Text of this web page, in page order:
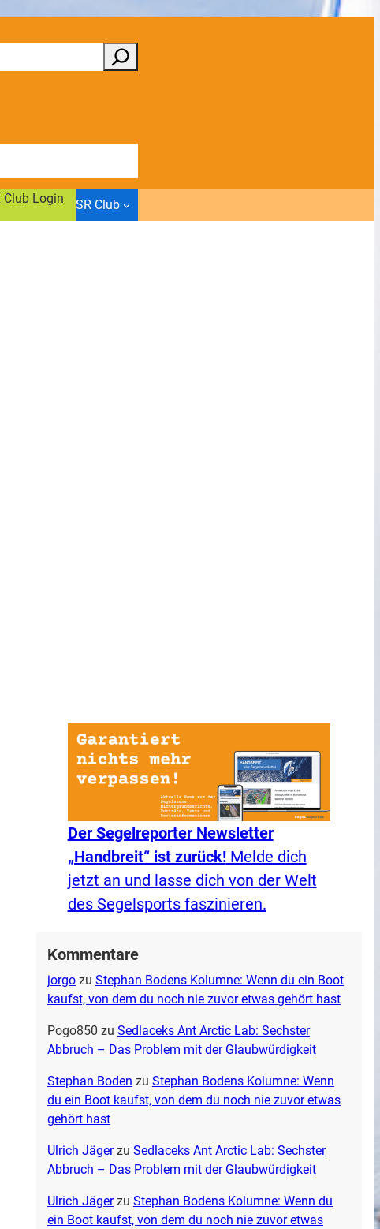
Club Login SR Club
Der Segelreporter Newsletter
„Handbreit“ ist zurück!Melde dich
jetzt an und lasse dich von der Welt
des Segelsports faszinieren.
Kommentare
jorgozu Stephan Bodens Kolumne: Wenn du ein Boot
kaufst, von dem du noch nie zuvor etwas gehört hast
Pogo850 zu Sedlaceks Ant Arctic Lab: Sechster
Abbruch – Das Problem mit der Glaubwürdigkeit
Stephan Boden zu Stephan Bodens Kolumne: Wenn
du ein Boot kaufst, von dem du noch nie zuvor etwas
gehört hast
Ulrich Jägerzu Sedlaceks Ant Arctic Lab: Sechster
Abbruch – Das Problem mit der Glaubwürdigkeit
Ulrich Jägerzu Stephan Bodens Kolumne: Wenn du
ein Boot kaufst, von dem du noch nie zuvor etwas